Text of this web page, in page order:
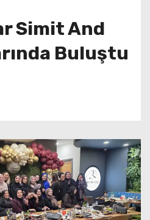
Simit And
Buluştu